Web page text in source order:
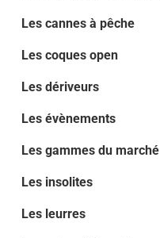
Les cannes à pêche
Les coques open
Les dériveurs
Les évènements
Les gammes du marché
Les insolites
Les leurres